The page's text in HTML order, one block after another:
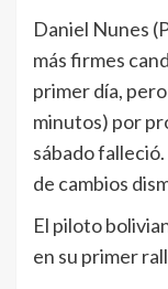
Daniel Nunes
más firmes
primer día,
minutos) por
sábado
de cambios
El piloto
en su primer